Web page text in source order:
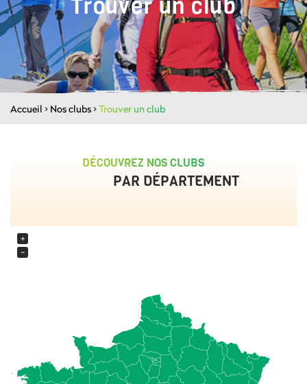
Trouver un club
Accueil > Nos clubs>Trouver un club
DÉCOUVREZ NOS CLUBS
PAR DÉPARTEMENT
+
−